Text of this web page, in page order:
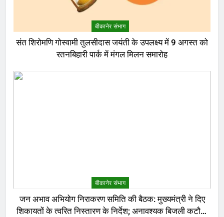
बीकानेर संभाग
संत शिरोमणि गोस्वामी तुलसीदास जयंती के उपलक्ष्य में 9 अगस्त को
रतनबिहारी पार्क में मंगल मिलन समारोह
बीकानेर संभाग
जन अभाव अभियोग निराकरण समिति की बैठक: मुख्यमंत्री ने दिए
शिकायतों के त्वरित निस्तारण के निर्देश; अनावश्यक बिजली कटौती